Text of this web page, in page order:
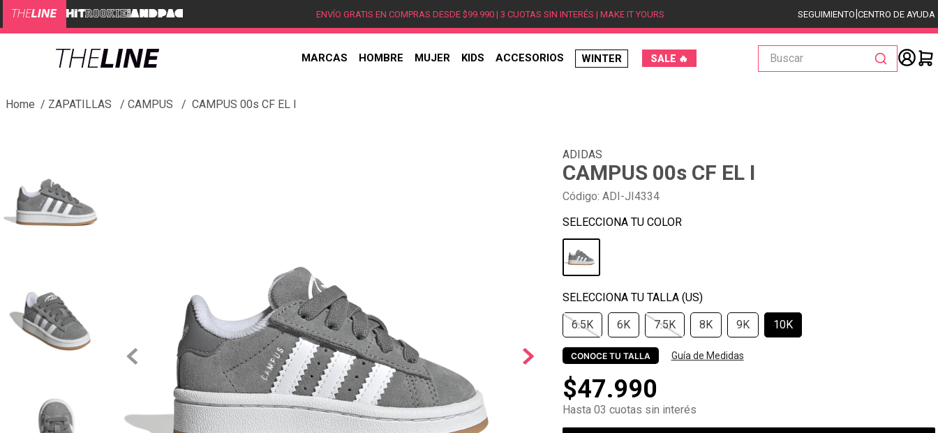
ENVÍO GRATIS EN COMPRAS DESDE $99.990 | 3 CUOTAS SIN INTERÉS | MAKE IT YOURS SEGUIMIENTO|CENTRO DE AYUDA
MARCAS HOMBRE MUJER KIDS ACCESORIOS WINTER SALE 🔥
Buscar
ZAPATILLAS CAMPUS CAMPUS 00s CF EL I
ADIDAS
CAMPUS 00s CF EL I
Código: ADI-JI4334
6.5K 6K 7.5K 8K 9K 10K
CONOCE TU TALLA Guía de Medidas
$47.990
Hasta 03 cuotas sin interés